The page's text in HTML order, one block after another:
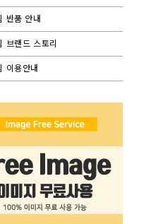
반품 안내
브랜드 스토리
이용안내
별도)